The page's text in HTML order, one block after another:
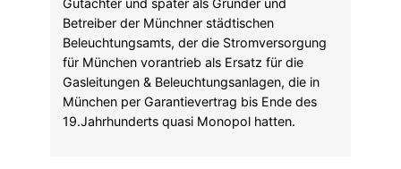
Betreiber der Münchner städtischen
Beleuchtungsamts, der die Stromversorgung
für München vorantrieb als Ersatz für die
Gasleitungen & Beleuchtungsanlagen, die in
München per Garantievertrag bis Ende des
19.Jahrhunderts quasi Monopol hatten.